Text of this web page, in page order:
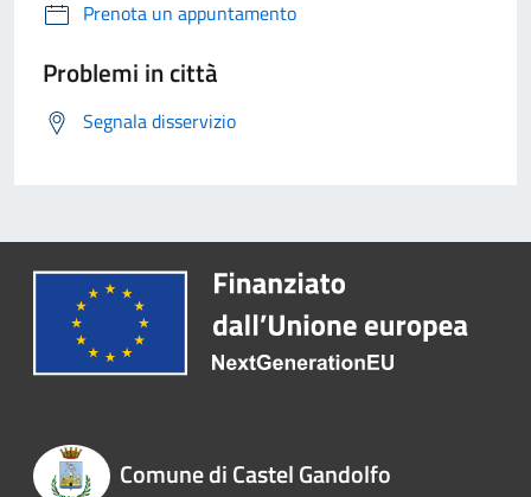
Prenota un appuntamento
Problemi in città
Segnala disservizio
Comune di Castel Gandolfo